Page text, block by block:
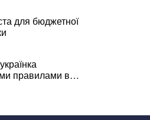
для бюджетної
правилами в
правдою